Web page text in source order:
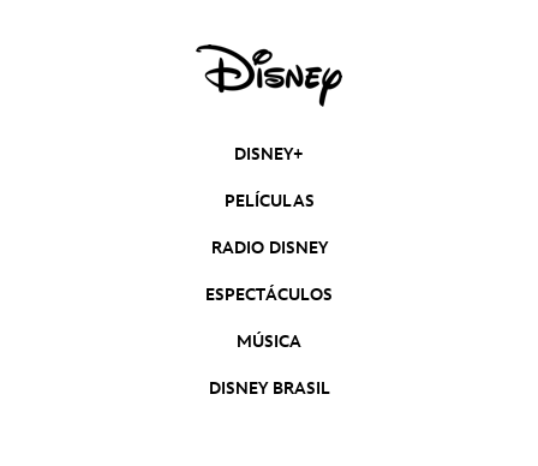
DISNEY+
PELÍCULAS
RADIO DISNEY
ESPECTÁCULOS
MÚSICA
DISNEY BRASIL